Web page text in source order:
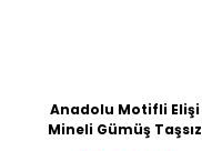
Anadolu Motifli Elişi
Mineli Gümüş Taşsız